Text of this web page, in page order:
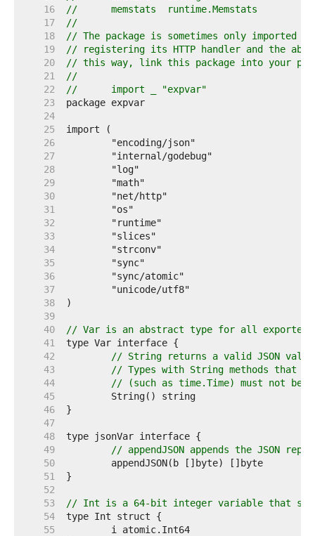
    16
//	memstats  runtime.Memstats
    17
//
    18
// The package is sometimes only imported
    19
// registering its HTTP handler and the
    20
// this way, link this package into your
    21
//
    22
//	import _ "expvar"
    23
    24
    25
    26
    27
    28
    29
    30
    31
    32
    33
    34
    35
    36
    37
    38
    39
    40
// Var is an abstract type for all exported
    41
    42
// String returns a valid JSON
    43
// Types with String methods that
    44
// (such as time.Time) must not be
    45
    46
    47
    48
    49
// appendJSON appends the JSON
    50
    51
    52
    53
// Int is a 64-bit integer variable that
    54
    55